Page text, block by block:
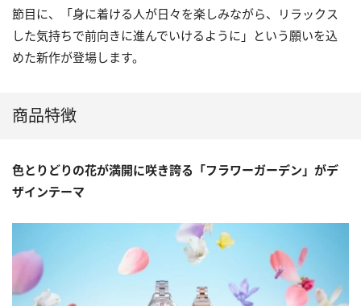
節目に、「身に着ける人が日々を楽しみながら、リラックス
した気持ちで前向きに進んでいけるように」という願いを込
めた新作が登場します。
商品特徴
色とりどりの花が満開に咲き誇る「フラワーガーデン」がデ
ザインテーマ